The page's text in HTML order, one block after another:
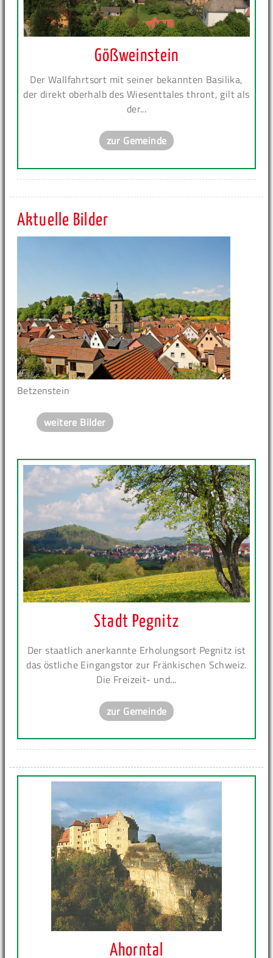
Gößweinstein
Der Wallfahrtsort mit seiner bekannten Basilika,
der direkt oberhalb des Wiesenttales thront, gilt als
der...
zur Gemeinde
Aktuelle Bilder
Betzenstein
weitere Bilder
Stadt Pegnitz
Der staatlich anerkannte Erholungsort Pegnitz ist
das östliche Eingangstor zur Fränkischen Schweiz.
Die Freizeit- und...
zur Gemeinde
Ahorntal